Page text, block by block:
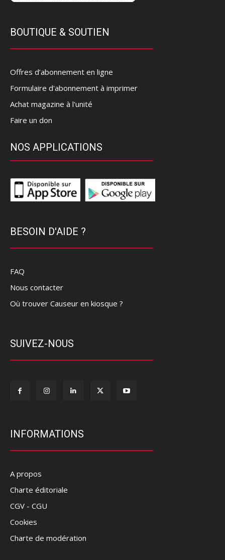
BOUTIQUE & SOUTIEN
Offres d’abonnement en ligne
Formulaire d'abonnement à imprimer
Achat magazine à l'unité
Faire un don
NOS APPLICATIONS
BESOIN D'AIDE ?
FAQ
Nous contacter
Où trouver Causeur en kiosque ?
SUIVEZ-NOUS
INFORMATIONS
A propos
Charte éditoriale
CGV - CGU
Cookies
Charte de modération